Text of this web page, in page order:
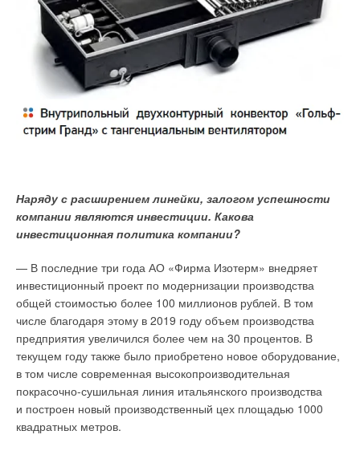
Наряду с расширением линейки, залогом успешности
компании являются инвестиции. Какова
инвестиционная политика компании?
— В последние три года АО «Фирма Изотерм» внедряет
инвестиционный проект по модернизации производства
общей стоимостью более 100 миллионов рублей. В том
числе благодаря этому в 2019 году объем производства
предприятия увеличился более чем на 30 процентов. В
текущем году также было приобретено новое оборудование,
в том числе современная высокопроизводительная
покрасочно-сушильная линия итальянского производства
и построен новый производственный цех площадью 1000
квадратных метров.